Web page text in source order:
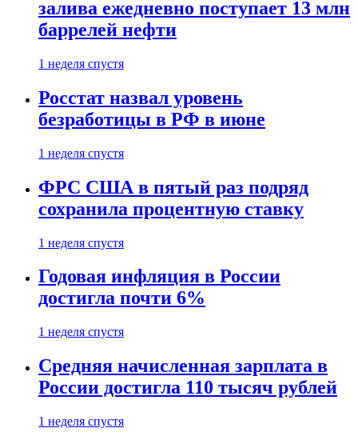
залива ежедневно поступает 13 млн
баррелей нефти
1 неделя спустя
Росстат назвал уровень
безработицы в РФ в июне
1 неделя спустя
ФРС США в пятый раз подряд
сохранила процентную ставку
1 неделя спустя
Годовая инфляция в России
достигла почти 6%
1 неделя спустя
Средняя начисленная зарплата в
России достигла 110 тысяч рублей
1 неделя спустя